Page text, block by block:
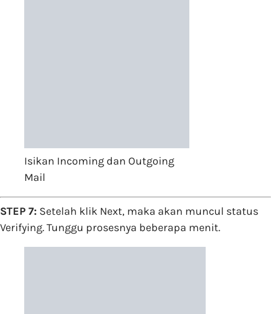
Isikan Incoming dan Outgoing
Mail
STEP 7: Setelah klik Next, maka akan muncul status
Verifying. Tunggu prosesnya beberapa menit.